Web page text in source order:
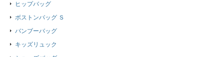
ヒップバッグ
ボストンバッグ Ｓ
バンブーバッグ
キッズリュック